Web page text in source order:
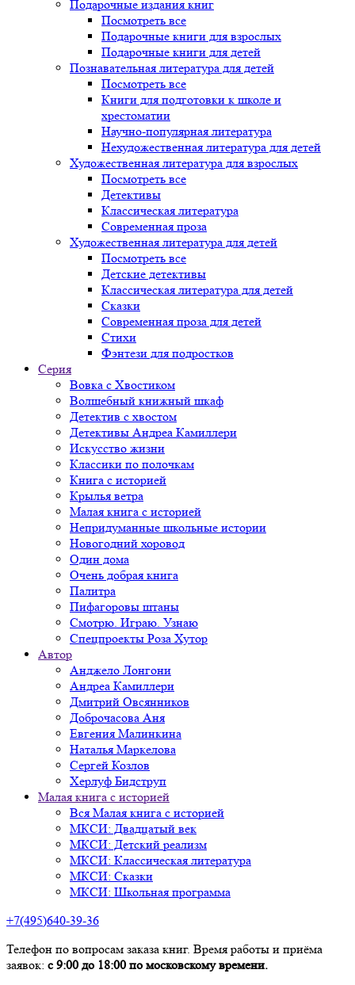
Подарочные издания книг
Посмотреть все
Подарочные книги для взрослых
Подарочные книги для детей
Познавательная литература для детей
Посмотреть все
Книги для подготовки к школе и
хрестоматии
Научно-популярная литература
Нехудожественная литература для детей
Художественная литература для взрослых
Посмотреть все
Детективы
Классическая литература
Современная проза
Художественная литература для детей
Посмотреть все
Детские детективы
Классическая литература для детей
Сказки
Современная проза для детей
Стихи
Фэнтези для подростков
Серия
Вовка с Хвостиком
Волшебный книжный шкаф
Детектив с хвостом
Детективы Андреа Камиллери
Искусство жизни
Классики по полочкам
Книга с историей
Крылья ветра
Малая книга с историей
Непридуманные школьные истории
Новогодний хоровод
Один дома
Очень добрая книга
Палитра
Пифагоровы штаны
Смотрю. Играю. Узнаю
Спецпроекты Роза Хутор
Автор
Анджело Лонгони
Андреа Камиллери
Дмитрий Овсянников
Доброчасова Аня
Евгения Малинкина
Наталья Маркелова
Сергей Козлов
Херлуф Бидструп
Малая книга с историей
Вся Малая книга с историей
МКСИ: Двадцатый век
МКСИ: Детский реализм
МКСИ: Классическая литература
МКСИ: Сказки
МКСИ: Школьная программа
+7(495)640-39-36
Телефон по вопросам заказа книг. Время работы и приёма
заявок: с 9:00 до 18:00 по московскому времени.